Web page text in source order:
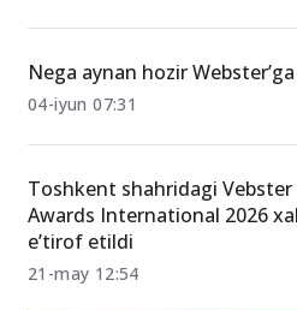
Nega aynan hozir
04-iyun 07:31
Toshkent shahridagi
Awards International 2026
e’tirof etildi
21-may 12:54